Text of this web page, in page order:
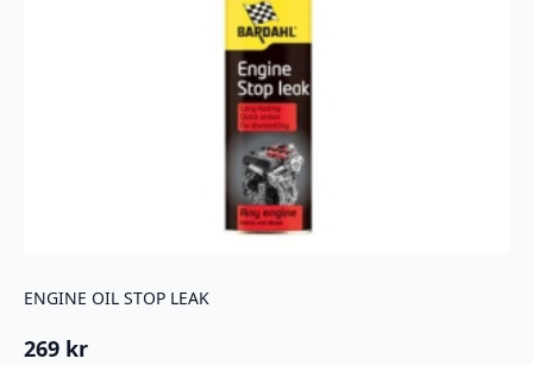
ENGINE OIL STOP LEAK
269 kr